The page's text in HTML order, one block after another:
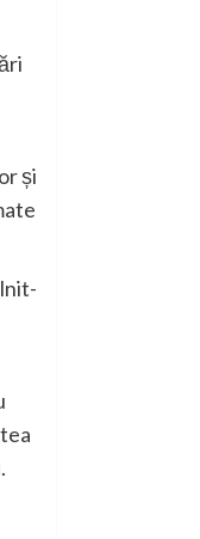
și